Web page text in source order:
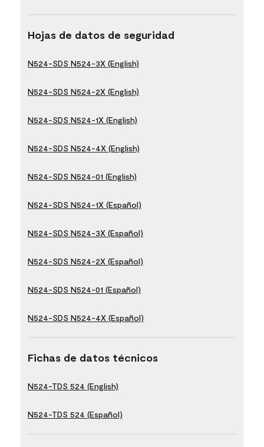
Hojas de datos de seguridad
N524-SDS N524-3X (English)
N524-SDS N524-2X (English)
N524-SDS N524-1X (English)
N524-SDS N524-4X (English)
N524-SDS N524-01 (English)
N524-SDS N524-1X (Español)
N524-SDS N524-3X (Español)
N524-SDS N524-2X (Español)
N524-SDS N524-01 (Español)
N524-SDS N524-4X (Español)
Fichas de datos técnicos
N524-TDS 524 (English)
N524-TDS 524 (Español)